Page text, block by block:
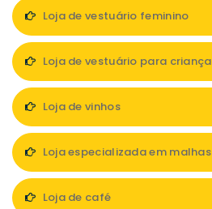
Loja de vestuário feminino
Loja de vestuário para criança
Loja de vinhos
Loja especializada em malhas
Loja de café